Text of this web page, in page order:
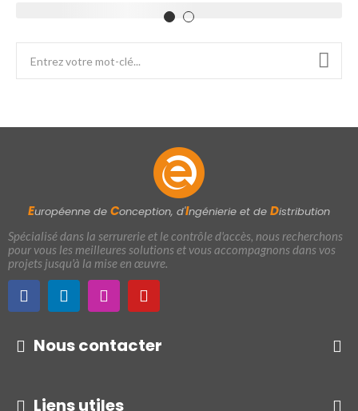
Européenne de Conception, d'Ingénierie et de Distribution
Spécialisé dans la serrurerie et le contrôle d'accès, nous recherchons
pour vous les meilleures solutions et vous accompagnons dans vos
projets jusqu'à la mise en œuvre.
Nous contacter
Liens utiles